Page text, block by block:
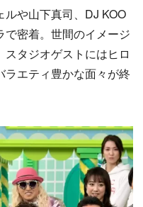
や山下真司、DJ KOO
密着。世間のイメージ
タジオゲストにはヒロ
ラエティ豊かな面々が終